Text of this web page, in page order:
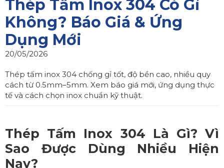
Thép Tấm Inox 304 Có Gỉ
Không? Báo Giá & Ứng
Dụng Mới
20/05/2026
Thép tấm inox 304 chống gỉ tốt, độ bền cao, nhiều quy
cách từ 0.5mm–5mm. Xem báo giá mới, ứng dụng thực
tế và cách chọn inox chuẩn kỹ thuật.
Thép Tấm Inox 304 Là Gì? Vì
Sao Được Dùng Nhiều Hiện
Nay?